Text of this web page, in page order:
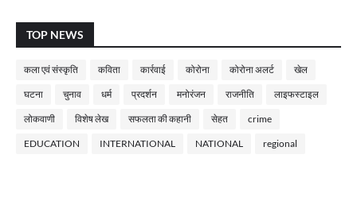
TOP NEWS
कला एवं संस्कृति कविता कार्रवाई कोरोना कोरोना अलर्ट खेल
घटना चुनाव धर्म प्रदर्शन मनोरंजन राजनीति लाइफस्टाइल
लोकवाणी विशेष लेख सफलता की कहानी सेहत crime
EDUCATION INTERNATIONAL NATIONAL regional